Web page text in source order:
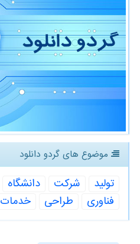
موضوع های گردو دانلود
تولید شركت دانشگاه
فناوری
طراحی خدمات